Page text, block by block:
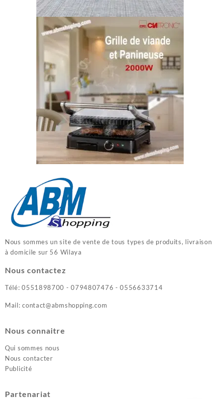
Nous sommes un site de vente de tous types de produits, livraison
à domicile sur 56 Wilaya
Nous contactez
Télé: 0551898700 - 0794807476 - 0556633714
Mail: contact@abmshopping.com
Nous connaitre
Qui sommes nous
Nous contacter
Publicité
Partenariat